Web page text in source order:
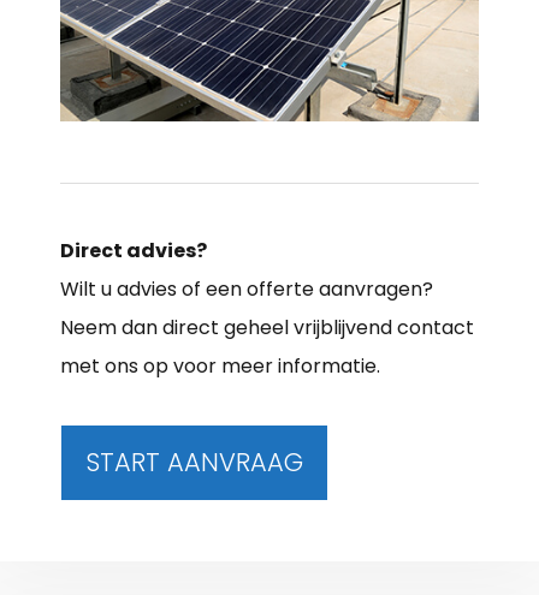
Direct advies?
Wilt u advies of een offerte aanvragen?
Neem dan direct geheel vrijblijvend contact
met ons op voor meer informatie.
START AANVRAAG